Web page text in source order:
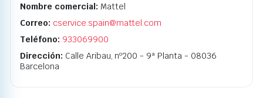
Nombre comercial: Mattel
Correo: cservice.spain@mattel.com
Teléfono: 933069900
Dirección: Calle Aribau, nº200 - 9ª Planta - 08036
Barcelona